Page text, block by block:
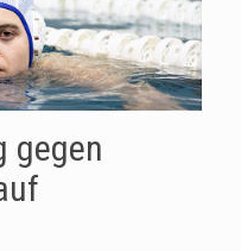
gegen